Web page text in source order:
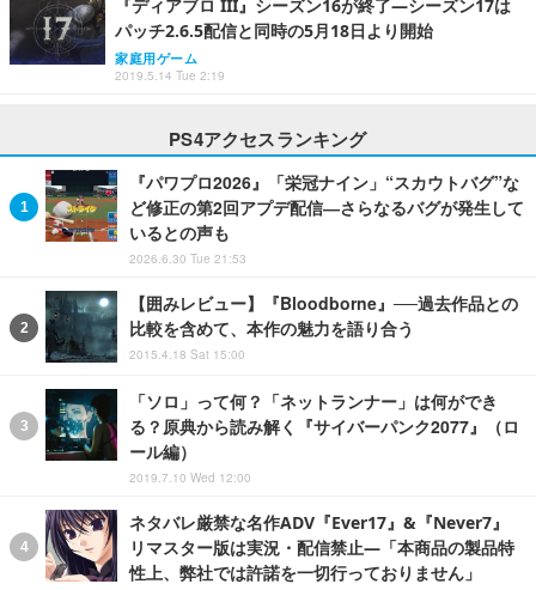
『ディアブロ III』シーズン16が終了―シーズン17は
パッチ2.6.5配信と同時の5月18日より開始
家庭用ゲーム
2019.5.14 Tue 2:19
PS4アクセスランキング
『パワプロ2026』「栄冠ナイン」“スカウトバグ”な
ど修正の第2回アプデ配信―さらなるバグが発生して
いるとの声も
2026.6.30 Tue 21:53
【囲みレビュー】『Bloodborne』──過去作品との
比較を含めて、本作の魅力を語り合う
2015.4.18 Sat 15:00
「ソロ」って何？「ネットランナー」は何ができ
る？原典から読み解く『サイバーパンク2077』（ロ
ール編）
2019.7.10 Wed 12:00
ネタバレ厳禁な名作ADV『Ever17』&『Never7』
リマスター版は実況・配信禁止―「本商品の製品特
性上、弊社では許諾を一切行っておりません」